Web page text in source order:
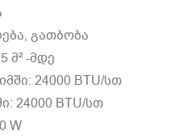
გათბობა
მ² -მდე
24000 BTU/სთ
24000 BTU/სთ
W